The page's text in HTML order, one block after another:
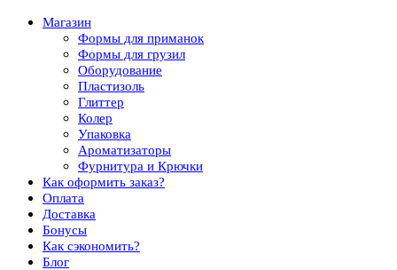
Магазин
Формы для приманок
Формы для грузил
Оборудование
Пластизоль
Глиттер
Колер
Упаковка
Ароматизаторы
Фурнитура и Крючки
Как оформить заказ?
Оплата
Доставка
Бонусы
Как сэкономить?
Блог